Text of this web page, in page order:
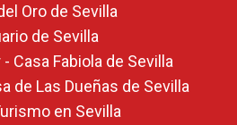
Oro de Sevilla
de Sevilla
Casa Fabiola de Sevilla
de Las Dueñas de Sevilla
en Sevilla